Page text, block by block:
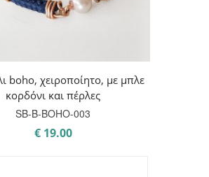
boho, χειροποίητο, με μπλε
κορδόνι και πέρλες
SB-B-BOHO-003
€19.00